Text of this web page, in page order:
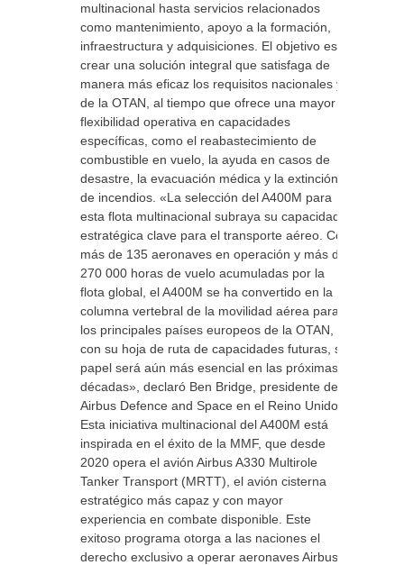
multinacional hasta servicios relacionados
como mantenimiento, apoyo a la formación,
infraestructura y adquisiciones. El objetivo es
crear una solución integral que satisfaga de
manera más eficaz los requisitos nacionales y
de la OTAN, al tiempo que ofrece una mayor
flexibilidad operativa en capacidades
específicas, como el reabastecimiento de
combustible en vuelo, la ayuda en casos de
desastre, la evacuación médica y la extinción
de incendios. «La selección del A400M para
esta flota multinacional subraya su capacidad
estratégica clave para el transporte aéreo. Con
más de 135 aeronaves en operación y más de
270 000 horas de vuelo acumuladas por la
flota global, el A400M se ha convertido en la
columna vertebral de la movilidad aérea para
los principales países europeos de la OTAN, y
con su hoja de ruta de capacidades futuras, su
papel será aún más esencial en las próximas
décadas», declaró Ben Bridge, presidente de
Airbus Defence and Space en el Reino Unido.
Esta iniciativa multinacional del A400M está
inspirada en el éxito de la MMF, que desde
2020 opera el avión Airbus A330 Multirole
Tanker Transport (MRTT), el avión cisterna
estratégico más capaz y con mayor
experiencia en combate disponible. Este
exitoso programa otorga a las naciones el
derecho exclusivo a operar aeronaves Airbus